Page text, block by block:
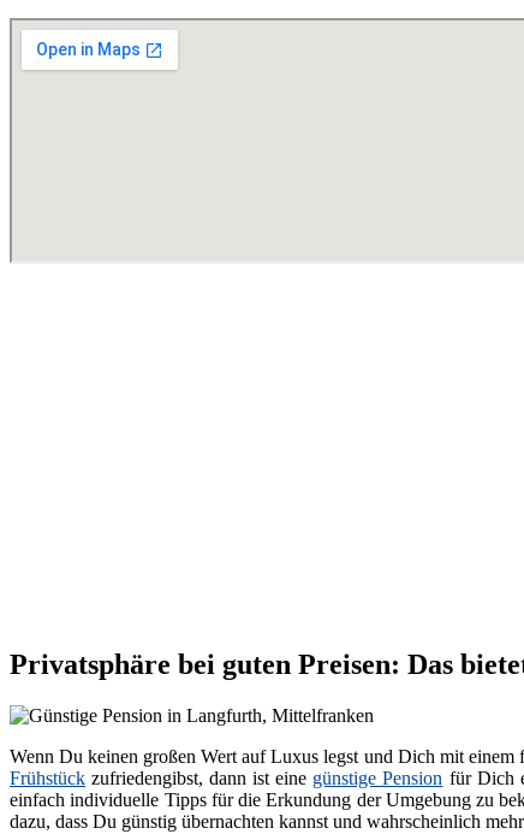
Privatsphäre bei guten Preisen: Das
Wenn Du keinen großen Wert auf Luxus legst und Dich mit
Frühstück zufriedengibst, dann ist eine günstige Pension für Dich
einfach individuelle Tipps für die Erkundung der Umgebung zu
dazu, dass Du günstig übernachten kannst und wahrscheinlich